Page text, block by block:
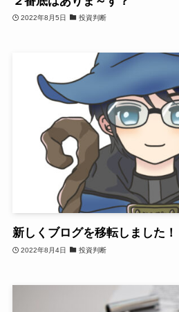
2022年8月5日 投資判断
新しくブログを移転しました！
2022年8月4日 投資判断